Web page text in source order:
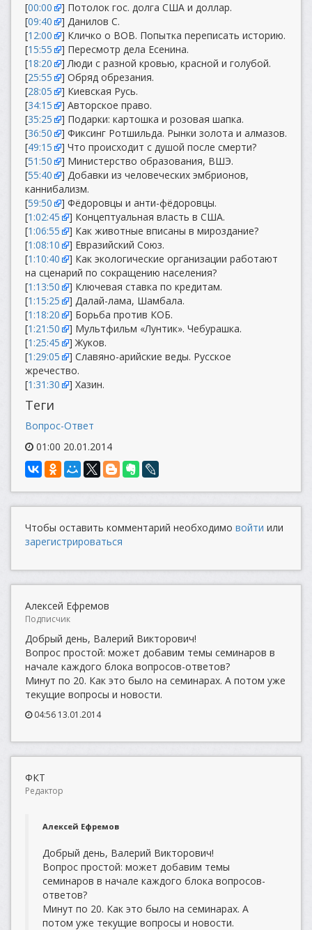
[00:00
] Потолок гос. долга США и доллар.
[09:40
] Данилов С.
[12:00
] Кличко о ВОВ. Попытка переписать историю.
[15:55
] Пересмотр дела Есенина.
[18:20
] Люди с разной кровью, красной и голубой.
[25:55
] Обряд обрезания.
[28:05
] Киевская Русь.
[34:15
] Авторское право.
[35:25
] Подарки: картошка и розовая шапка.
[36:50
] Фиксинг Ротшильда. Рынки золота и алмазов.
[49:15
] Что происходит с душой после смерти?
[51:50
] Министерство образования, ВШЭ.
[55:40
] Добавки из человеческих эмбрионов,
каннибализм.
[59:50
] Фёдоровцы и анти-фёдоровцы.
[1:02:45
] Концептуальная власть в США.
[1:06:55
] Как животные вписаны в мироздание?
[1:08:10
] Евразийский Союз.
[1:10:40
] Как экологические организации работают
на сценарий по сокращению населения?
[1:13:50
] Ключевая ставка по кредитам.
[1:15:25
] Далай-лама, Шамбала.
[1:18:20
] Борьба против КОБ.
[1:21:50
] Мультфильм «Лунтик». Чебурашка.
[1:25:45
] Жуков.
[1:29:05
] Славяно-арийские веды. Русское
жречество.
[1:31:30 ] Хазин.
Теги
Вопрос-Ответ
01:00 20.01.2014
Чтобы оставить комментарий необходимо войти или
зарегистрироваться
Алексей Ефремов
Подписчик
Добрый день, Валерий Викторович!
Вопрос простой: может добавим темы семинаров в
начале каждого блока вопросов-ответов?
Минут по 20. Как это было на семинарах. А потом уже
текущие вопросы и новости.
04:56 13.01.2014
ФКТ
Редактор
Алексей Ефремов
Добрый день, Валерий Викторович!
Вопрос простой: может добавим темы
семинаров в начале каждого блока вопросов-
ответов?
Минут по 20. Как это было на семинарах. А
потом уже текущие вопросы и новости.